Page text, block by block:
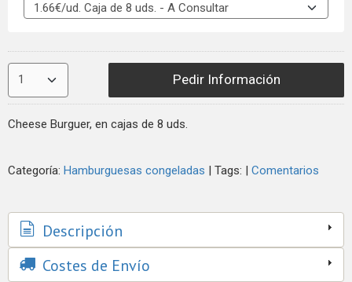
Pedir Información
Cheese Burguer, en cajas de 8 uds.
Categoría: Hamburguesas congeladas Tags: Comentarios
Descripción
Costes de Envío